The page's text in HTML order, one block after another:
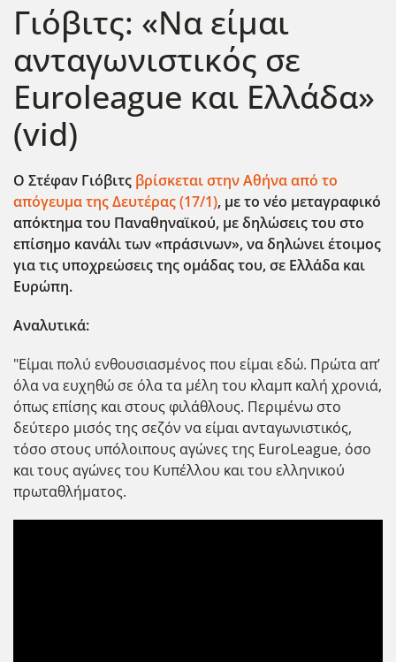
Γιόβιτς: «Να είμαι
ανταγωνιστικός σε
Euroleague και Ελλάδα»
(vid)
Ο Στέφαν Γιόβιτς βρίσκεται στην Αθήνα από το
απόγευμα της Δευτέρας (17/1), με το νέο μεταγραφικό
απόκτημα του Παναθηναϊκού, με δηλώσεις του στο
επίσημο κανάλι των «πράσινων», να δηλώνει έτοιμος
για τις υποχρεώσεις της ομάδας του, σε Ελλάδα και
Ευρώπη.
Αναλυτικά:
"Είμαι πολύ ενθουσιασμένος που είμαι εδώ. Πρώτα απ’
όλα να ευχηθώ σε όλα τα μέλη του κλαμπ καλή χρονιά,
όπως επίσης και στους φιλάθλους. Περιμένω στο
δεύτερο μισός της σεζόν να είμαι ανταγωνιστικός,
τόσο στους υπόλοιπους αγώνες της EuroLeague, όσο
και τους αγώνες του Κυπέλλου και του ελληνικού
πρωταθλήματος.